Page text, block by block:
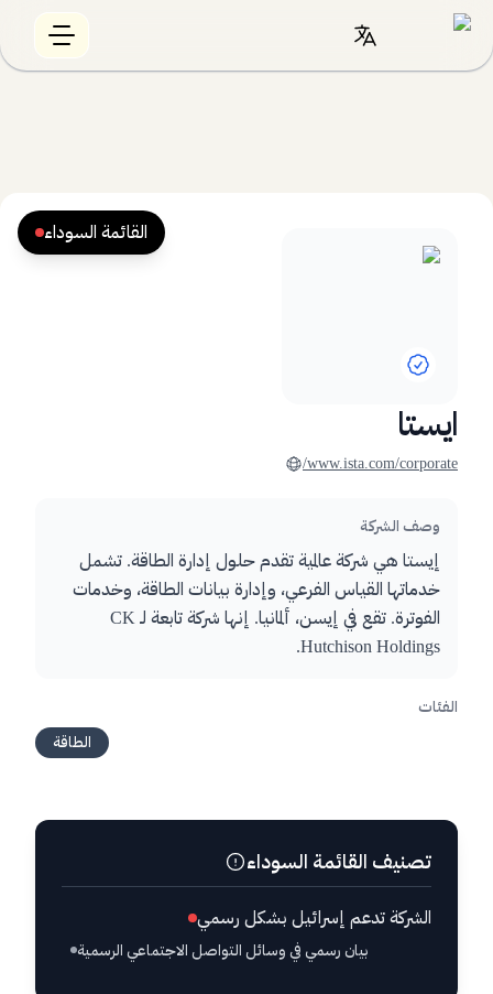
القائمة السوداء
ايستا
www.ista.com/corporate/
وصف الشركة
إيستا هي شركة عالمية تقدم حلول إدارة الطاقة. تشمل
خدماتها القياس الفرعي، وإدارة بيانات الطاقة، وخدمات
الفوترة. تقع في إيسن، ألمانيا. إنها شركة تابعة لـ CK
Hutchison Holdings.
الفئات
الطاقة
تصنيف القائمة السوداء
الشركة تدعم إسرائيل بشكل رسمي
بيان رسمي في وسائل التواصل الاجتماعي الرسمية